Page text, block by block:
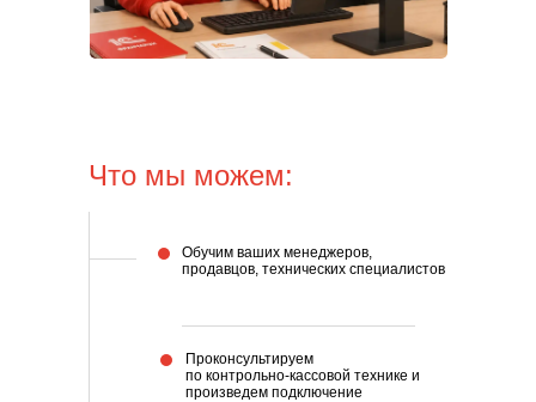
Что мы можем:
Обучим ваших менеджеров,
продавцов, технических специалистов
Проконсультируем
по контрольно-кассовой технике и
произведем подключение